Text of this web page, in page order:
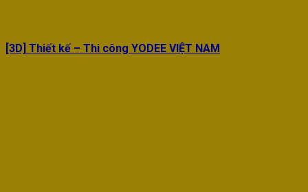
[3D] Thiết kế – Thi công YODEE VIỆT NAM